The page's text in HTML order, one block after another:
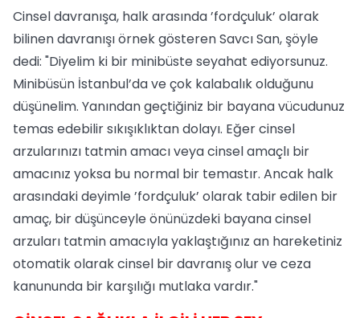
Cinsel davranışa, halk arasında ’fordçuluk’ olarak
bilinen davranışı örnek gösteren Savcı San, şöyle
dedi: "Diyelim ki bir minibüste seyahat ediyorsunuz.
Minibüsün İstanbul’da ve çok kalabalık olduğunu
düşünelim. Yanından geçtiğiniz bir bayana vücudunuz
temas edebilir sıkışıklıktan dolayı. Eğer cinsel
arzularınızı tatmin amacı veya cinsel amaçlı bir
amacınız yoksa bu normal bir temastır. Ancak halk
arasındaki deyimle ’fordçuluk’ olarak tabir edilen bir
amaç, bir düşünceyle önünüzdeki bayana cinsel
arzuları tatmin amacıyla yaklaştığınız an hareketiniz
otomatik olarak cinsel bir davranış olur ve ceza
kanununda bir karşılığı mutlaka vardır."